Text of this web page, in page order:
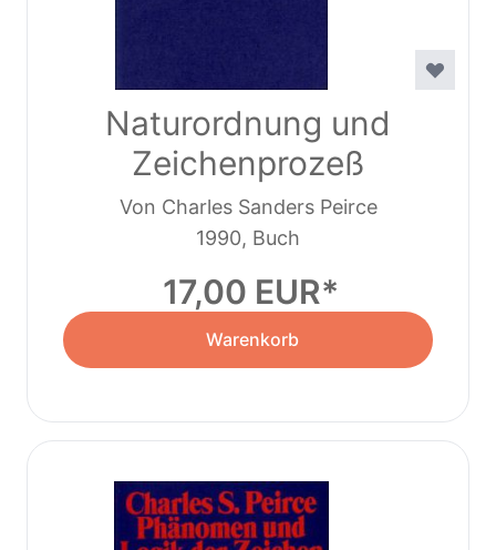
Naturordnung und
Zeichenprozeß
Von Charles Sanders Peirce
1990, Buch
17,00 EUR
Warenkorb